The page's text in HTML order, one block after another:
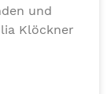
und
Klöckner